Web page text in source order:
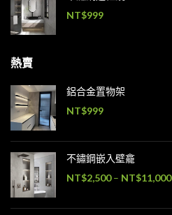
NT$999
熱賣
鋁合金置物架
NT$999
不鏽鋼嵌入壁龕
NT$2,500 – NT$11,000